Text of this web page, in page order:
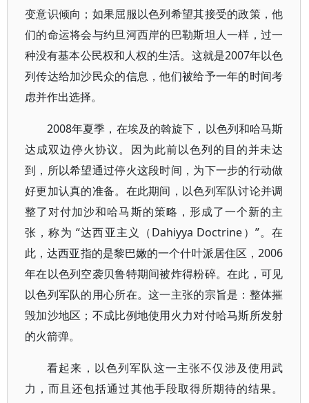
变意识倾向；如果屈服以色列希望其接受的政策，他
们的命运将会与约旦河西岸的巴勒斯坦人一样，过一
种没有基本公民权和人权的生活。这就是2007年以色
列传达给加沙民众的信息，他们被给予一年的时间考
虑并作出选择。
2008年夏季，在埃及的斡旋下，以色列和哈马斯
达成双边停火协议。因为此前以色列的目的并未达
到，所以希望通过停火这段时间，为下一步的行动做
好更加认真的准备。在此期间，以色列军队讨论并调
整了对付加沙和哈马斯的策略，形成了一个新的主
张，称为 “达西亚主义（Dahiyya Doctrine）”。在
此，达西亚指的是黎巴嫩的一个什叶派居住区，2006
年在以色列空袭贝鲁特期间被炸得粉碎。在此，可见
以色列军队的用心所在。这一主张的宗旨是：整体摧
毁加沙地区；不成比例地使用火力对付哈马斯所发射
的火箭弹。
看起来，以色列军队这一主张不仅涉及使用武
力，而且还包括通过其他手段取得所期待的结果。